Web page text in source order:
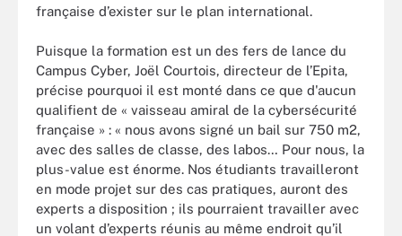
française d’exister sur le plan international.
Puisque la formation est un des fers de lance du
Campus Cyber, Joël Courtois, directeur de l’Epita,
précise pourquoi il est monté dans ce que d'aucun
qualifient de « vaisseau amiral de la cybersécurité
française » : « nous avons signé un bail sur 750 m2,
avec des salles de classe, des labos… Pour nous, la
plus-value est énorme. Nos étudiants travailleront
en mode projet sur des cas pratiques, auront des
experts a disposition ; ils pourraient travailler avec
un volant d’experts réunis au même endroit qu’il